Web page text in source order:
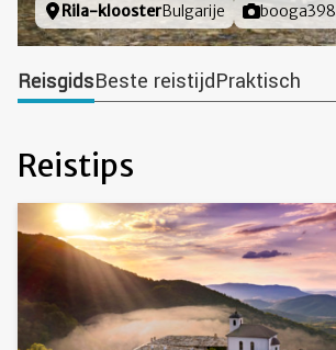
Locatie
Rila-kloosterBulgarije Foto door
booga398
ReisgidsBeste reistijdPraktisch
Reistips